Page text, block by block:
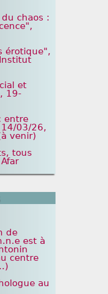
chaos :
érotique",
et
19-
entre
03/26,
venir)
tous
de
est à
centre
au